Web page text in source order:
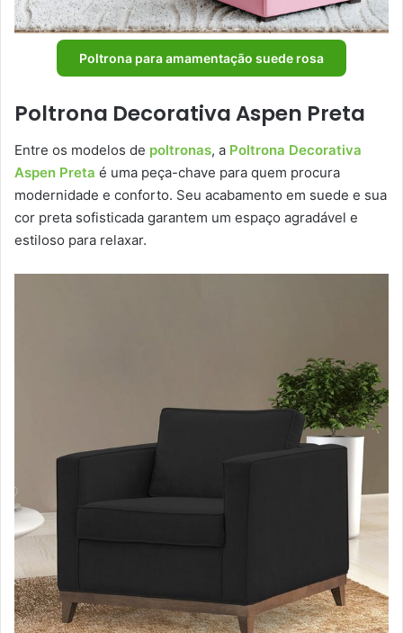
Poltrona para amamentação suede rosa
Poltrona Decorativa Aspen Preta
Entre os modelos de poltronas, a Poltrona Decorativa
Aspen Preta é uma peça-chave para quem procura
modernidade e conforto. Seu acabamento em suede e sua
cor preta sofisticada garantem um espaço agradável e
estiloso para relaxar.